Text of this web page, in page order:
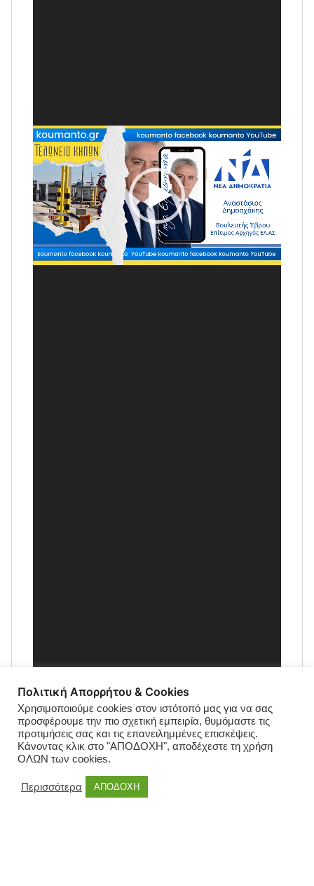
Πολιτική Απορρήτου & Cookies
Χρησιμοποιούμε cookies στον ιστότοπό μας για να σας
προσφέρουμε την πιο σχετική εμπειρία, θυμόμαστε τις
προτιμήσεις σας και τις επανειλημμένες επισκέψεις.
Κάνοντας κλικ στο "ΑΠΟΔΟΧΗ", αποδέχεστε τη χρήση
ΟΛΩΝ των cookies.
Περισσότερα ΑΠΟΔΟΧΗ